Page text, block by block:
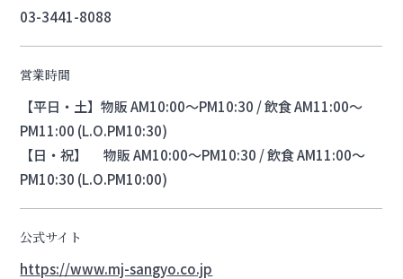
03-3441-8088
営業時間
【平日・土】物販 AM10:00～PM10:30 / 飲食 AM11:00～
PM11:00 (L.O.PM10:30)
【日・祝】 物販 AM10:00～PM10:30 / 飲食 AM11:00～
PM10:30 (L.O.PM10:00)
公式サイト
https://www.mj-sangyo.co.jp